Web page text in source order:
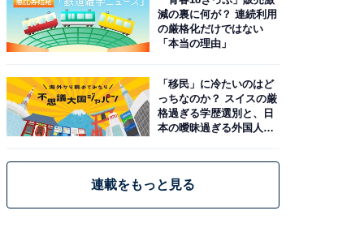
減の裏に何が？ 連続利用
の厳格化だけではない
「本当の理由」
「移民」に冷たいのはど
っちなのか？ スイスの厳
格過ぎる学歴選別と、日
本の曖昧過ぎる外国人政
連載をもっと見る